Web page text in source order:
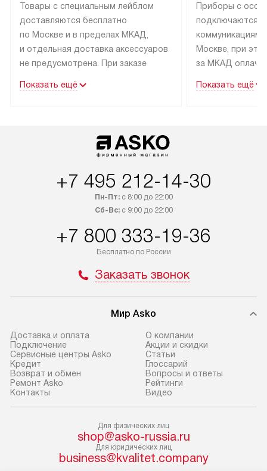
Товары с специальным лейблом
доставляются бесплатно
по Москве и в пределах МКАД,
и отдельная доставка аксессуаров
не предусмотрена. При заказе
рекомендуем обсудить
со статусом «В наличии» могут
быть отправлены покупателю
интересен товар «Под заказ»,
приобретения с менеджером сайта.
доставляются бесплатно
по Москве в пределах МКАД,
не предусмотрена. Доставка
транспортную компанию. После
100% предоплаты мы бесплатно
доставляем заказ
до представительства
транспортной компании в г. Москва.
Пожалуйста, уточняйте условия
доставки у менеджера при
В оговоренный день служба
доставки доставит упакованный
Показать ещё
Приборы с
подключаются к
коммуникациям
Москве, при
за МКАД
партнера
по монтажу
материалы.
Готовые
от категории,
разблокировку
Показать ещё
+7 495 212-14-30
Пн-Пт:с 8:00 до 22:00
Сб-Вс:с 9:00 до 22:00
+7 800 333-19-36
Бесплатно по России
Заказать звонок
Мир Asko
Доставка и оплата
Подключение
Сервисные центры Asko
Кредит
Возврат и обмен
Ремонт Asko
Контакты
О компании
Акции и скидки
Статьи
Глоссарий
Вопросы и ответы
Рейтинги
Видео
Для физических лиц
shop@asko-russia.ru
Для юридических лиц
business@kvalitet.company